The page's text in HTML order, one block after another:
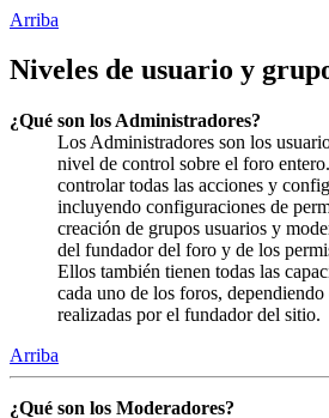
Arriba
Niveles de usuario y
¿Qué son los Administradores?
Los Administradores son los
nivel de control sobre el foro
controlar todas las acciones y
incluyendo configuraciones de
creación de grupos usuarios y
del fundador del foro y de los
Ellos también tienen todas las
cada uno de los foros,
realizadas por el fundador del sitio.
Arriba
¿Qué son los Moderadores?